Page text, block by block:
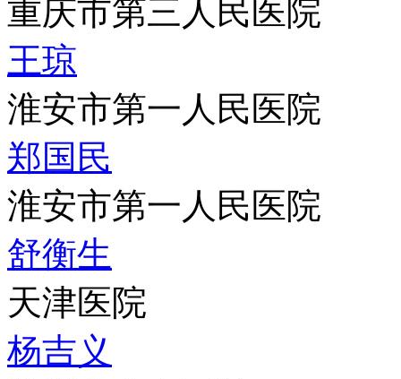
重庆市第三人民医院
王琼
淮安市第一人民医院
郑国民
淮安市第一人民医院
舒衡生
天津医院
杨吉义